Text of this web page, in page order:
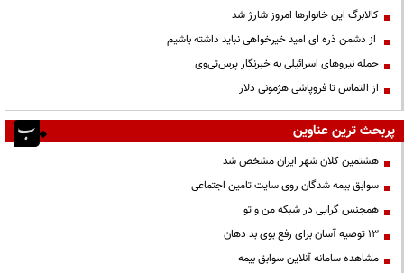
کالابرگ این خانوارها امروز شارژ شد
از دشمن ذره ای امید خیرخواهی نباید داشته باشیم
حمله نیروهای اسرائیلی به خبرنگار پرس‌تی‌وی
از التماس تا فروپاشی هژمونی دلار
پربحث ترین عناوین
هشتمین کلان شهر ایران مشخص شد
سوابق بیمه شدگان روی سایت تامین اجتماعی
همجنس گرایی در شبکه من و تو
13 توصیه آسان برای رفع بوی بد دهان
مشاهده سامانه آنلاين سوابق بیمه